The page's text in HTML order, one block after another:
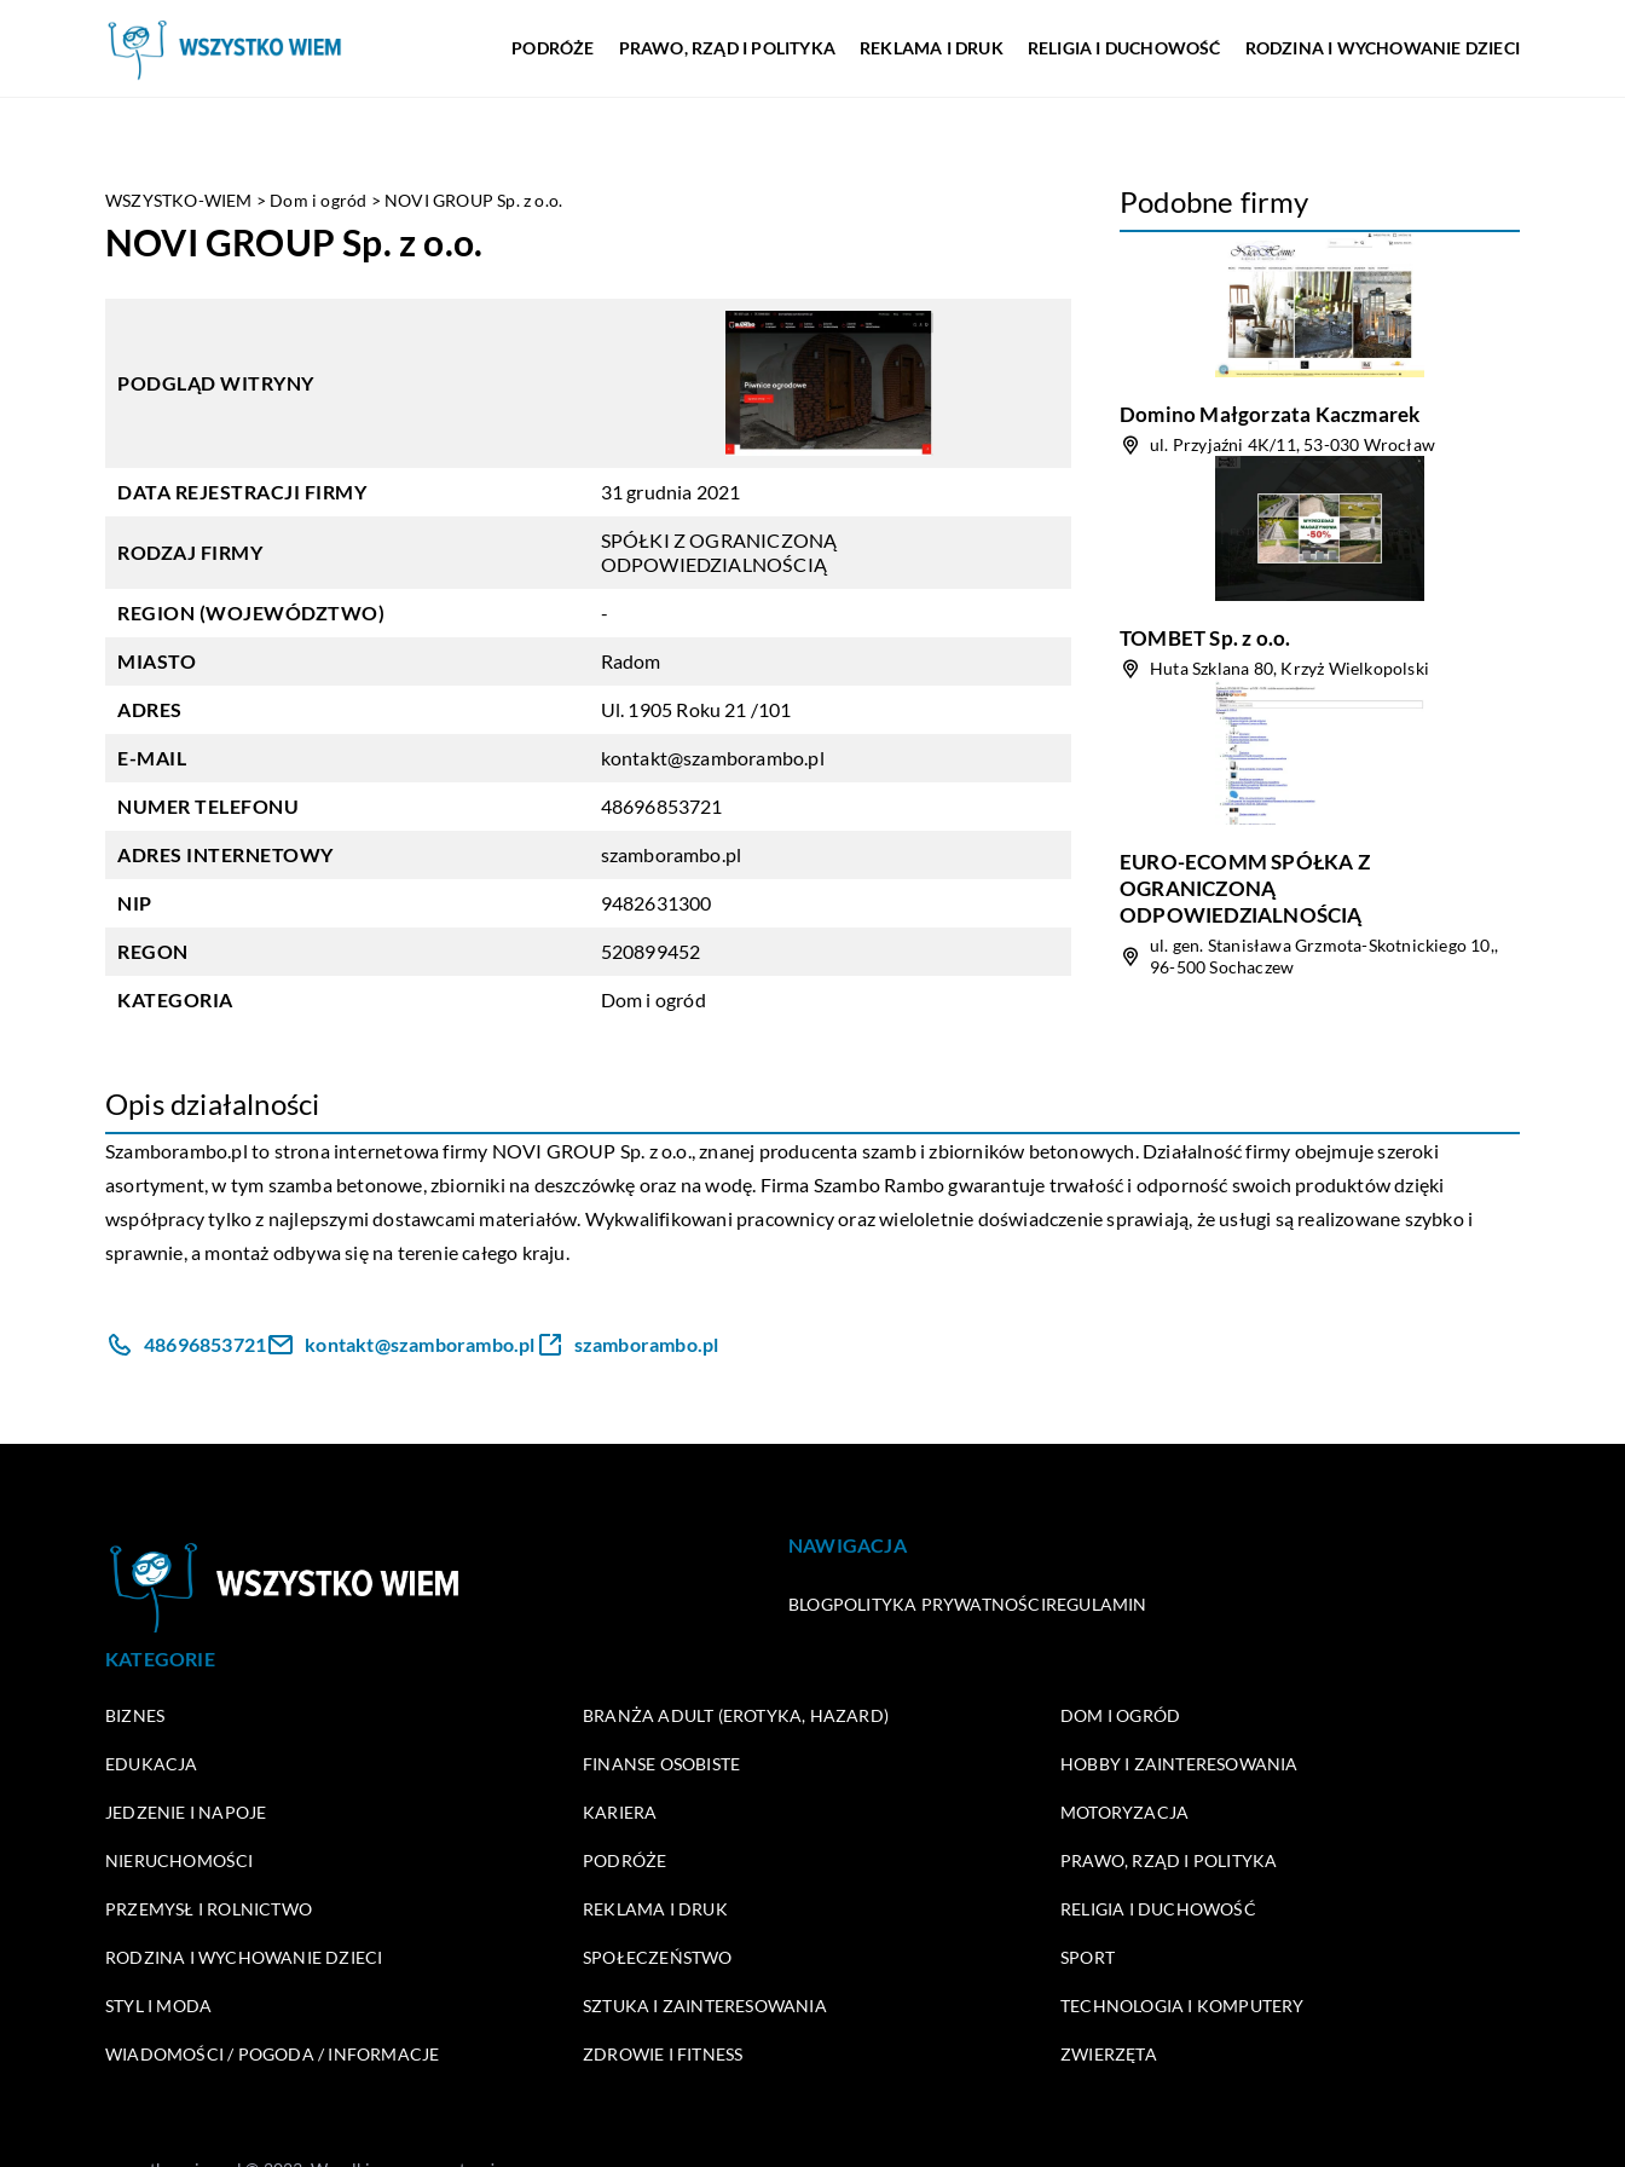
PODRÓŻE PRAWO, RZĄD I POLITYKA REKLAMA I DRUK RELIGIA I DUCHOWOŚĆ RODZINA I WYCHOWANIE DZIECI
WSZYSTKO-WIEM > Dom i ogród > NOVI GROUP Sp. z o.o.
NOVI GROUP Sp. z o.o.
PODGLĄD WITRYNY
DATA REJESTRACJI FIRMY 31 grudnia 2021
RODZAJ FIRMY
SPÓŁKI Z OGRANICZONĄ
ODPOWIEDZIALNOŚCIĄ
REGION (WOJEWÓDZTWO) -
MIASTO Radom
ADRES Ul. 1905 Roku 21 /101
E-MAIL kontakt@szamborambo.pl
NUMER TELEFONU 48696853721
ADRES INTERNETOWY szamborambo.pl
NIP 9482631300
REGON 520899452
KATEGORIA Dom i ogród
Podobne firmy
Domino Małgorzata Kaczmarek
ul. Przyjaźni 4K/11, 53-030 Wrocław
TOMBET Sp. z o.o.
Huta Szklana 80, Krzyż Wielkopolski
EURO-ECOMM SPÓŁKA Z
OGRANICZONĄ
ODPOWIEDZIALNOŚCIĄ
ul. gen. Stanisława Grzmota-Skotnickiego 10,,
96-500 Sochaczew
Opis działalności
Szamborambo.pl to strona internetowa firmy NOVI GROUP Sp. z o.o., znanej producenta szamb i zbiorników betonowych. Działalność firmy obejmuje szeroki
asortyment, w tym szamba betonowe, zbiorniki na deszczówkę oraz na wodę. Firma Szambo Rambogwarantuje trwałość i odporność swoich produktów dzięki
współpracy tylko z najlepszymi dostawcami materiałów. Wykwalifikowani pracownicy oraz wieloletnie doświadczenie sprawiają, że usługi są realizowane szybko i
sprawnie, a montaż odbywa się na terenie całego kraju.
48696853721 kontakt@szamborambo.pl szamborambo.pl
NAWIGACJA
BLOGPOLITYKA PRYWATNOŚCIREGULAMIN
KATEGORIE
BIZNES BRANŻA ADULT (EROTYKA, HAZARD) DOM I OGRÓD
EDUKACJA FINANSE OSOBISTE HOBBY I ZAINTERESOWANIA
JEDZENIE I NAPOJE KARIERA MOTORYZACJA
NIERUCHOMOŚCI PODRÓŻE PRAWO, RZĄD I POLITYKA
PRZEMYSŁ I ROLNICTWO REKLAMA I DRUK RELIGIA I DUCHOWOŚĆ
RODZINA I WYCHOWANIE DZIECI SPOŁECZEŃSTWO SPORT
STYL I MODA SZTUKA I ZAINTERESOWANIA TECHNOLOGIA I KOMPUTERY
WIADOMOŚCI / POGODA / INFORMACJE ZDROWIE I FITNESS ZWIERZĘTA